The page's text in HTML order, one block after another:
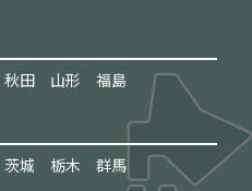
秋田 山形 福島
茨城 栃木 群馬